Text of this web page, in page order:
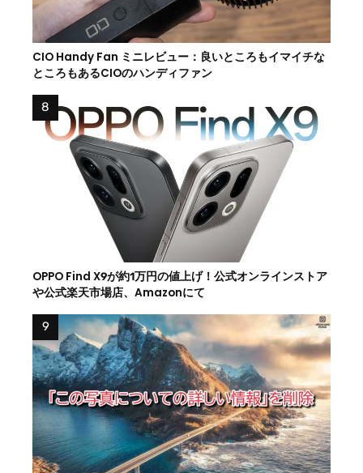
CIO Handy Fan ミニレビュー：良いところもイマイチな
ところもあるCIOのハンディファン
OPPO Find X9が約1万円の値上げ！公式オンラインストア
や公式楽天市場店、Amazonにて